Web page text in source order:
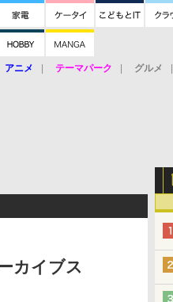
アニメ テーマパーク グルメ
カイブス